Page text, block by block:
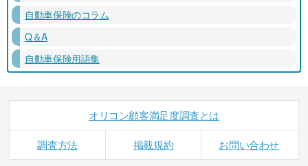
自動車保険のコラム
Q＆A
自動車保険用語集
オリコン顧客満足度調査とは
調査方法 掲載規約 お問い合わせ